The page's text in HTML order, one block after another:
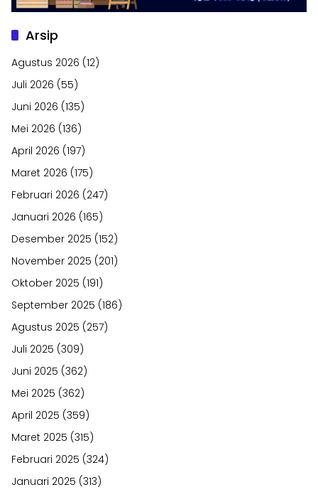
Arsip
Agustus 2026 (12)
Juli 2026 (55)
Juni 2026 (135)
Mei 2026 (136)
April 2026 (197)
Maret 2026 (175)
Februari 2026 (247)
Januari 2026 (165)
Desember 2025 (152)
November 2025 (201)
Oktober 2025 (191)
September 2025 (186)
Agustus 2025 (257)
Juli 2025 (309)
Juni 2025 (362)
Mei 2025 (362)
April 2025 (359)
Maret 2025 (315)
Februari 2025 (324)
Januari 2025 (313)